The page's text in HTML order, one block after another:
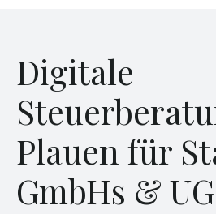
Digitale
Plauen für
GmbHs &